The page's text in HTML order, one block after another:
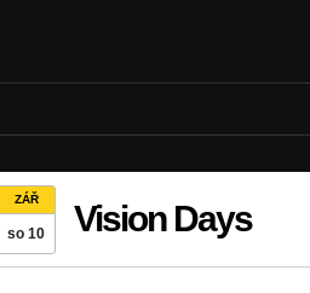
ZÁŘ
so 10 Vision Days